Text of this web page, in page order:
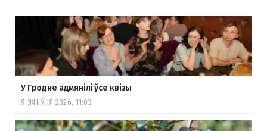
У Гродне адмянілі ўсе квізы
9 ЖНІЎНЯ 2026, 11:03